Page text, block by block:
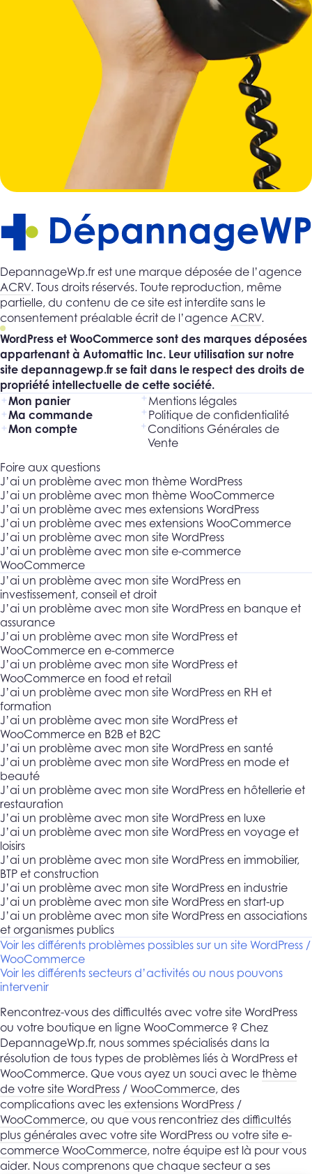
DepannageWp.fr est une marque déposée de l’agence
ACRV. Tous droits réservés. Toute reproduction, même
partielle, du contenu de ce site est interdite sans le
consentement préalable écrit de l’agence ACRV.
WordPress et WooCommerce sont des marques déposées
appartenant à Automattic Inc. Leur utilisation sur notre
site depannagewp.fr se fait dans le respect des droits de
propriété intellectuelle de cette société.
Mon panier
Ma commande
Mon compte
Mentions légales
Politique de confidentialité
Conditions Générales de
Vente
Foire aux questions
J’ai un problème avec mon thème WordPress
J’ai un problème avec mon thème WooCommerce
J’ai un problème avec mes extensions WordPress
J’ai un problème avec mes extensions WooCommerce
J’ai un problème avec mon site WordPress
J’ai un problème avec mon site e-commerce
WooCommerce
J’ai un problème avec mon site WordPress en
investissement, conseil et droit
J’ai un problème avec mon site WordPress en banque et
assurance
J’ai un problème avec mon site WordPress et
WooCommerce en e-commerce
J’ai un problème avec mon site WordPress et
WooCommerce en food et retail
J’ai un problème avec mon site WordPress en RH et
formation
J’ai un problème avec mon site WordPress et
WooCommerce en B2B et B2C
J’ai un problème avec mon site WordPress en santé
J’ai un problème avec mon site WordPress en mode et
beauté
J’ai un problème avec mon site WordPress en hôtellerie et
restauration
J’ai un problème avec mon site WordPress en luxe
J’ai un problème avec mon site WordPress en voyage et
loisirs
J’ai un problème avec mon site WordPress en immobilier,
BTP et construction
J’ai un problème avec mon site WordPress en industrie
J’ai un problème avec mon site WordPress en start-up
J’ai un problème avec mon site WordPress en associations
et organismes publics
Voir les différents problèmes possibles sur un site WordPress /
WooCommerce
Voir les différents secteurs d’activités ou nous pouvons
intervenir
Rencontrez-vous des difficultés avec votre site WordPress
ou votre boutique en ligne WooCommerce ? Chez
DepannageWp.fr, nous sommes spécialisés dans la
résolution de tous types de problèmes liés à WordPress et
WooCommerce. Que vous ayez un souci avec le thème
de votre site WordPress / WooCommerce, des
complications avec les extensions WordPress /
WooCommerce, ou que vous rencontriez des difficultés
plus générales avec votre site WordPress ou votre site e-
commerce WooCommerce, notre équipe est là pour vous
aider. Nous comprenons que chaque secteur a ses